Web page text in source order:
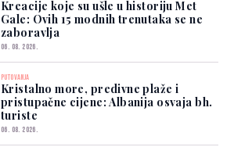
Kreacije koje su ušle u historiju Met
Gale: Ovih 15 modnih trenutaka se ne
zaboravlja
06. 08. 2026.
PUTOVANJA
Kristalno more, predivne plaže i
pristupačne cijene: Albanija osvaja bh.
turiste
06. 08. 2026.